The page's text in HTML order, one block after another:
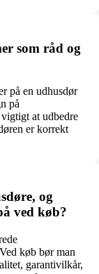
som råd og
på en udhusdør
på
at udbedre
er korrekt
og
ved køb?
køb bør man
garantivilkår,